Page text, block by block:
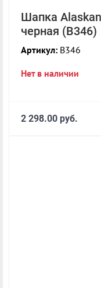
Шапка
черная (B346)
Артикул: B346
Нет в наличии
2 298.00 руб.